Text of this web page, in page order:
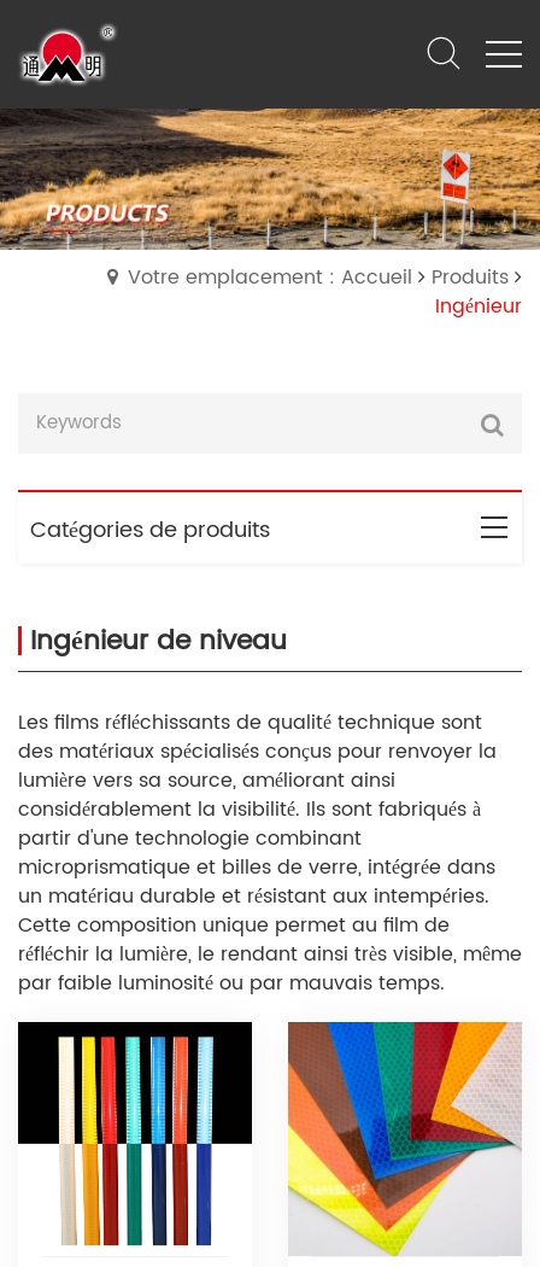
Votre emplacement : Accueil
Produits
Ingénieur
Catégories de produits
Ingénieur de niveau
Les films réfléchissants de qualité technique sont
des matériaux spécialisés conçus pour renvoyer la
lumière vers sa source, améliorant ainsi
considérablement la visibilité. Ils sont fabriqués à
partir d'une technologie combinant
microprismatique et billes de verre, intégrée dans
un matériau durable et résistant aux intempéries.
Cette composition unique permet au film de
réfléchir la lumière, le rendant ainsi très visible, même
par faible luminosité ou par mauvais temps.